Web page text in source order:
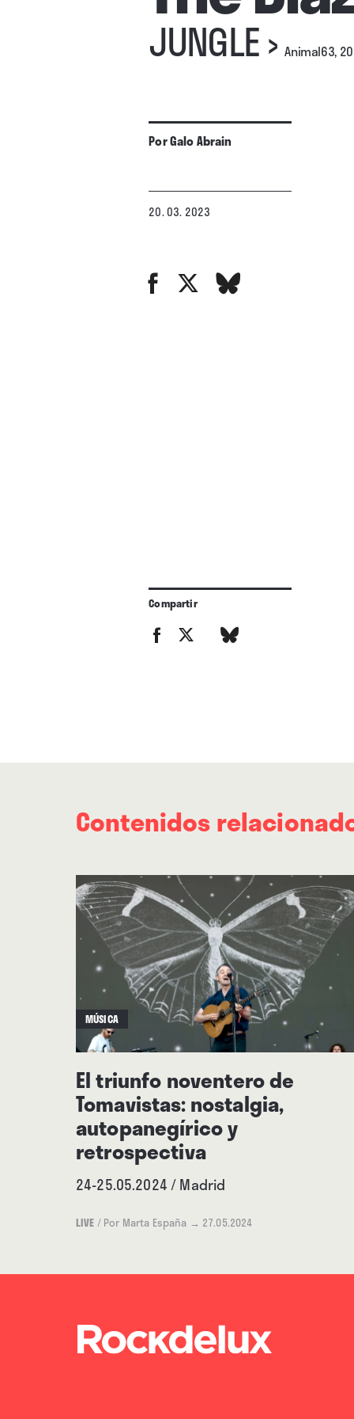
JUNGLE›Animal63,
PorGalo Abrain
20. 03. 2023
Compartir
Contenidos
MÚSICA
El triunfo noventero de
Tomavistas: nostalgia,
autopanegírico y
retrospectiva
24-25.05.2024 / Madrid
LIVE / Por Marta España → 27.05.2024